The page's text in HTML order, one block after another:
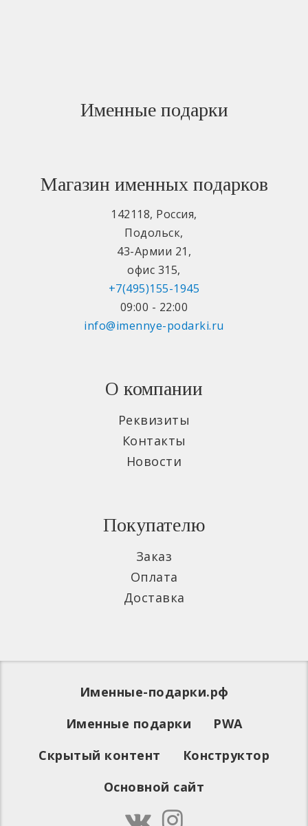
Именные подарки
Магазин именных подарков
142118, Россия,
Подольск,
43-Армии 21 ,
офис 315,
+7(495)155-1945
09:00 - 22:00
info@imennye-podarki.ru
О компании
Реквизиты
Контакты
Новости
Покупателю
Заказ
Оплата
Доставка
Именные-подарки.рф
Именные подарки
PWA
Скрытый контент
Конструктор
Основной сайт